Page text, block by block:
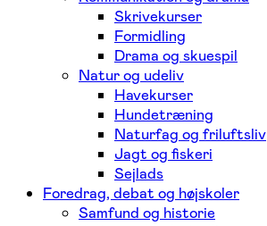
Skrivekurser
Formidling
Drama og skuespil
Natur og udeliv
Havekurser
Hundetræning
Naturfag og friluftsliv
Jagt og fiskeri
Sejlads
Foredrag, debat og højskoler
Samfund og historie